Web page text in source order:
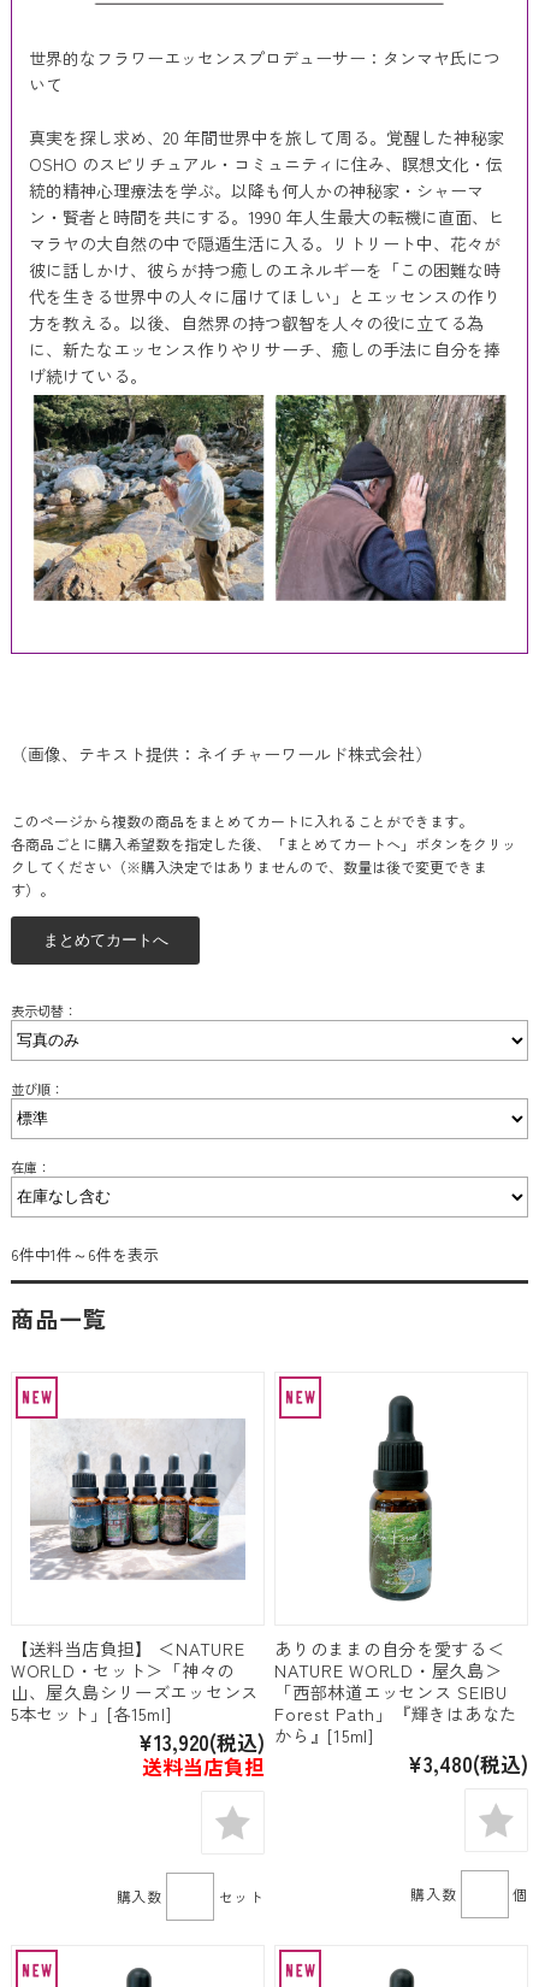
世界的なフラワーエッセンスプロデューサー：タンマヤ氏につ
いて
真実を探し求め、20 年間世界中を旅して周る。覚醒した神秘家
OSHO のスピリチュアル・コミュニティに住み、瞑想文化・伝
統的精神心理療法を学ぶ。以降も何人かの神秘家・シャーマ
ン・賢者と時間を共にする。1990 年人生最大の転機に直面、ヒ
マラヤの大自然の中で隠遁生活に入る。リトリート中、花々が
彼に話しかけ、彼らが持つ癒しのエネルギーを「この困難な時
代を生きる世界中の人々に届けてほしい」とエッセンスの作り
方を教える。以後、自然界の持つ叡智を人々の役に立てる為
に、新たなエッセンス作りやリサーチ、癒しの手法に自分を捧
げ続けている。
（画像、テキスト提供：ネイチャーワールド株式会社）
このページから複数の商品をまとめてカートに入れることができます。
各商品ごとに購入希望数を指定した後、「まとめてカートへ」ボタンをクリッ
クしてください（※購入決定ではありませんので、数量は後で変更できま
す）。
表示切替：
並び順：
在庫：
6件中1件～6件を表示
商品一覧
【送料当店負担】 ＜NATURE
WORLD・セット＞「神々の
山、屋久島シリーズエッセンス
5本セット」[各15ml]
¥13,920(税込)
送料当店負担
購入数 セット
ありのままの自分を愛する＜
NATURE WORLD・屋久島＞
「西部林道エッセンス SEIBU
Forest Path」『輝きはあなた
から』[15ml]
¥3,480(税込)
購入数 個